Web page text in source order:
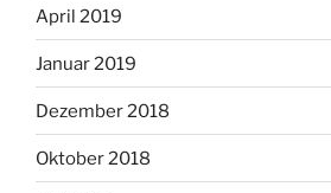
April 2019
Januar 2019
Dezember 2018
Oktober 2018